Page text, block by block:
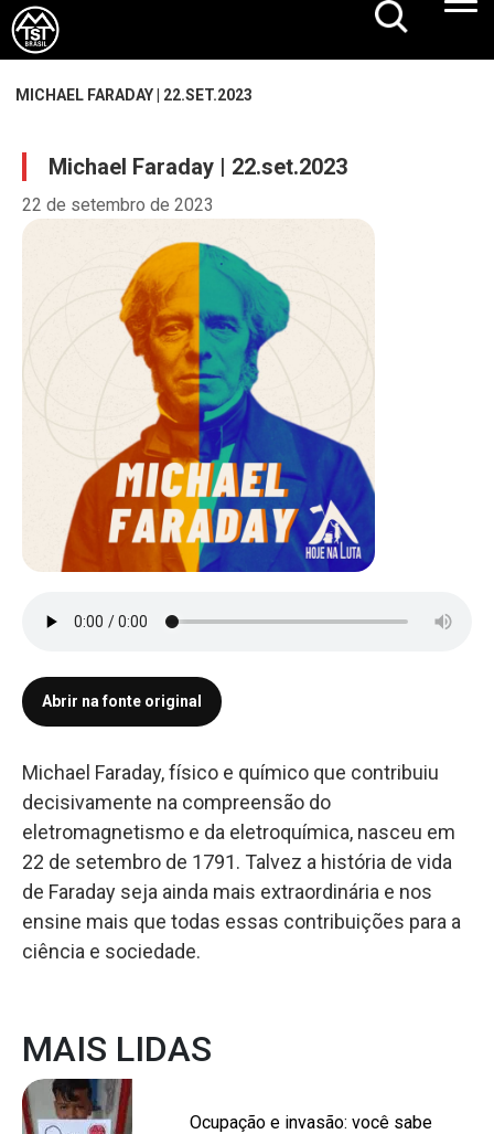
MICHAEL FARADAY | 22.SET.2023
Michael Faraday | 22.set.2023
22 de setembro de 2023
Abrir na fonte original
Michael Faraday, físico e químico que contribuiu
decisivamente na compreensão do
eletromagnetismo e da eletroquímica, nasceu em
22 de setembro de 1791. Talvez a história de vida
de Faraday seja ainda mais extraordinária e nos
ensine mais que todas essas contribuições para a
ciência e sociedade.
MAIS LIDAS
Ocupação e invasão: você sabe